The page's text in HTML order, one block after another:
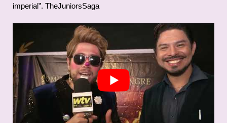
imperial”. TheJuniorsSaga